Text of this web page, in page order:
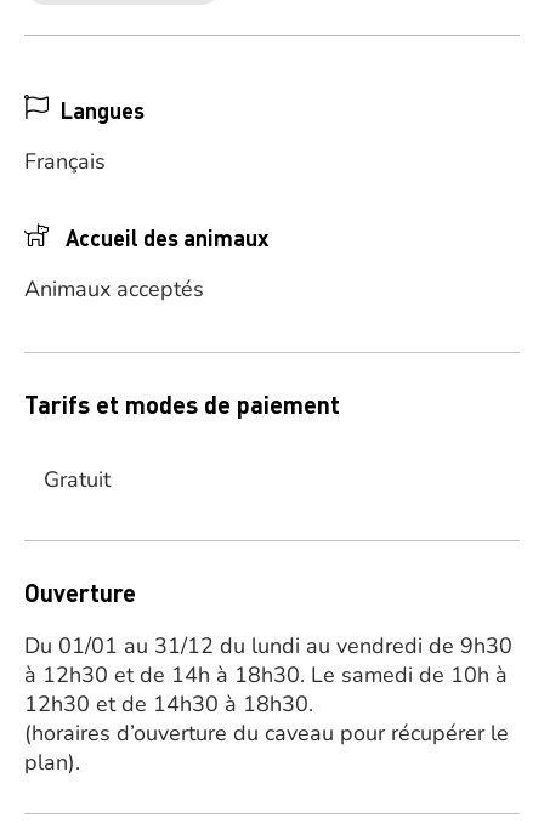
Langues
Français
Accueil des animaux
Animaux acceptés
Tarifs et modes de paiement
Gratuit
Ouverture
Du 01/01 au 31/12 du lundi au vendredi de 9h30
à 12h30 et de 14h à 18h30. Le samedi de 10h à
12h30 et de 14h30 à 18h30.
(horaires d’ouverture du caveau pour récupérer le
plan).